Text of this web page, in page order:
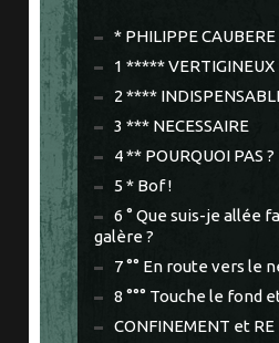
* PHILIPPE CAUBERE
1 ***** VERTIGINEUX
2 ****
3 *** NECESSAIRE
4 ** POURQUOI PAS ?
5 * Bof !
6 ° Que suis-je allée
galère ?
7 °° En route vers le
8 °°° Touche le fond
CONFINEMENT et RE